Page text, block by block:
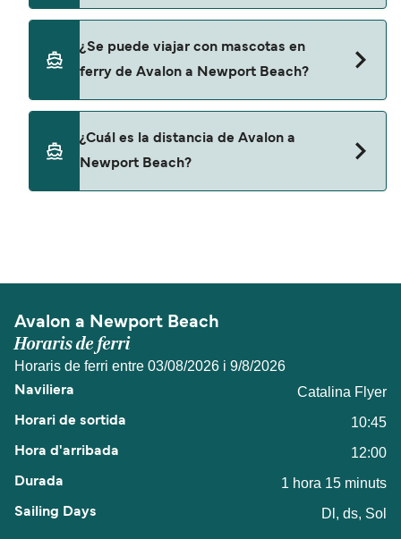
Newport Beach.
¿Se puede viajar con mascotas en
ferry de Avalon a Newport Beach?
¿Cuál es la distancia de Avalon a
Newport Beach?
Avalon a Newport Beach
Horaris de ferri
Horaris de ferri entre 03/08/2026 i 9/8/2026
Catalina Flyer
10:45
12:00
1 hora 15 minuts
Dl, ds, Sol